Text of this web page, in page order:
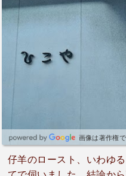
画像は著作権
仔羊のロースト、いわゆ